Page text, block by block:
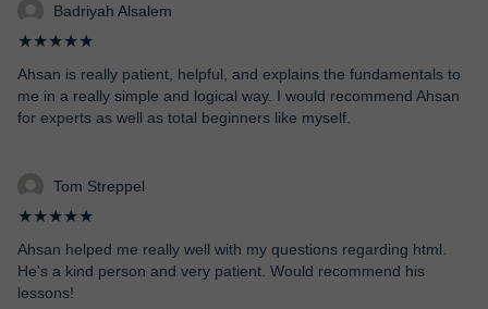
Badriyah Alsalem
★★★★★
Ahsan is really patient, helpful, and explains the fundamentals to
me in a really simple and logical way. I would recommend Ahsan
for experts as well as total beginners like myself.
Tom Streppel
★★★★★
Ahsan helped me really well with my questions regarding html.
He's a kind person and very patient. Would recommend his
lessons!